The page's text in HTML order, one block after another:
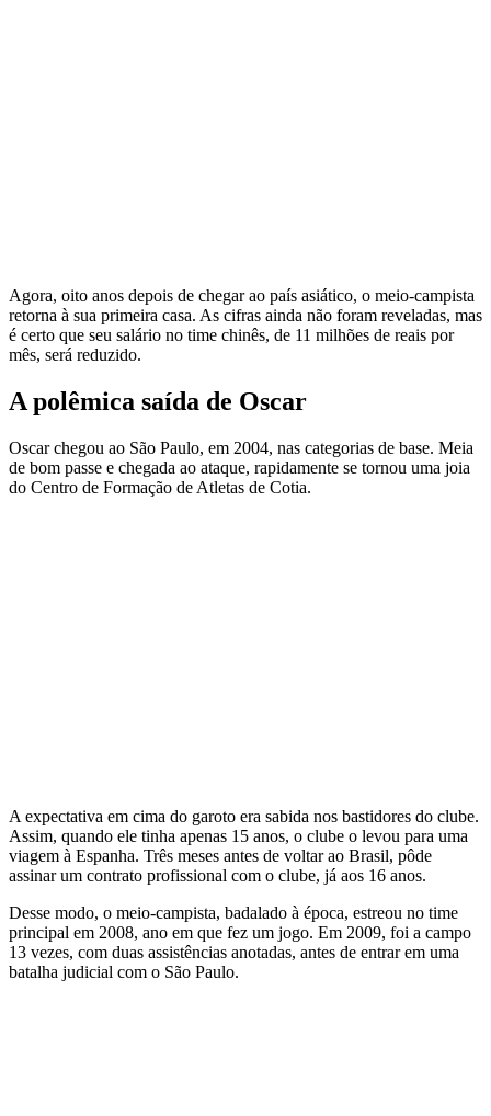
Agora, oito anos depois de chegar ao país asiático, o meio-campista
retorna à sua primeira casa. As cifras ainda não foram reveladas, mas
é certo que seu salário no time chinês, de 11 milhões de reais por
mês, será reduzido.
A polêmica saída de Oscar
Oscar chegou ao São Paulo, em 2004, nas categorias de base. Meia
de bom passe e chegada ao ataque, rapidamente se tornou uma joia
do Centro de Formação de Atletas de Cotia.
A expectativa em cima do garoto era sabida nos bastidores do clube.
Assim, quando ele tinha apenas 15 anos, o clube o levou para uma
viagem à Espanha. Três meses antes de voltar ao Brasil, pôde
assinar um contrato profissional com o clube, já aos 16 anos.
Desse modo, o meio-campista, badalado à época, estreou no time
principal em 2008, ano em que fez um jogo. Em 2009, foi a campo
13 vezes, com duas assistências anotadas, antes de entrar em uma
batalha judicial com o São Paulo.